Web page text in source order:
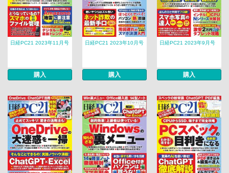
日経PC21 2023年11月号
購入
日経PC21 2023年10月号
購入
日経PC21 2023年9月号
購入